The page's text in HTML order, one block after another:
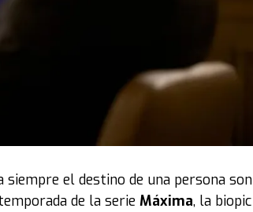
el destino de una persona son
de la serie Máxima, la biopic